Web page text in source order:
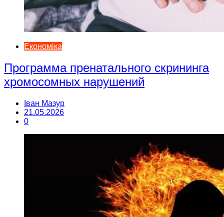
Економіка
Программа пренатального скрининга
хромосомных нарушений
Іван Мазур
21.05.2026
0